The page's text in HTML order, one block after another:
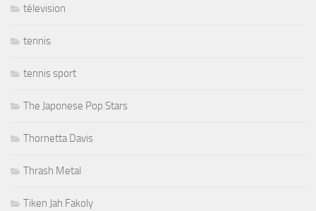
télevision
tennis
tennis sport
The Japonese Pop Stars
Thornetta Davis
Thrash Metal
Tiken Jah Fakoly